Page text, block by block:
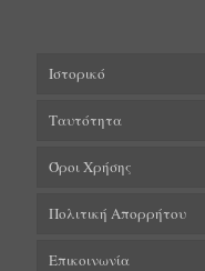
Ιστορικό
Ταυτότητα
Όροι Χρήσης
Πολιτική Απορρήτου
Επικοινωνία